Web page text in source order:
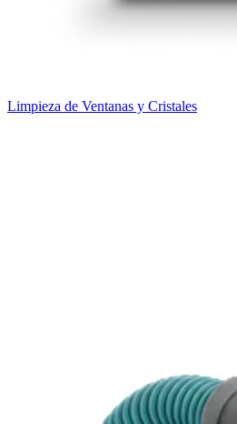
Limpieza de Ventanas y Cristales